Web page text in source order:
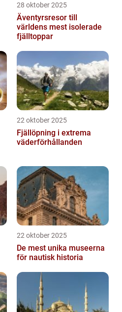
28 oktober 2025
Äventyrsresor till
världens mest isolerade
fjälltoppar
22 oktober 2025
Fjällöpning i extrema
väderförhållanden
22 oktober 2025
De mest unika museerna
för nautisk historia